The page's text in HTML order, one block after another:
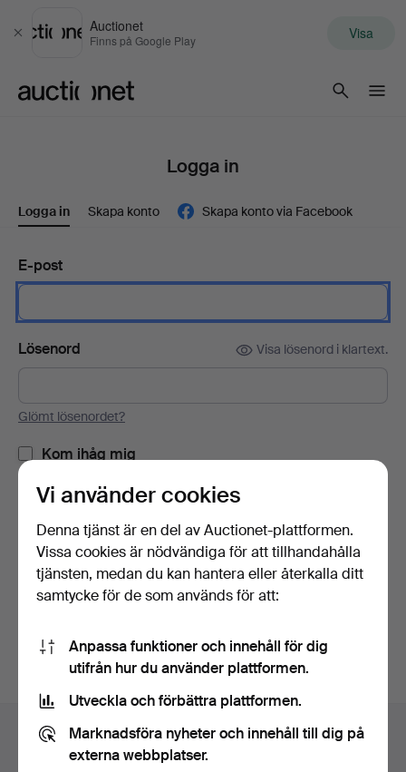
Stäng
Auctionet
Finns på Google Play Visa
Logga in
Logga in Skapa konto Skapa konto via Facebook
E-post
Lösenord Visa lösenord i klartext.
Glömt lösenordet?
Kom ihåg mig
Logga in
eller logga in via Facebook här
Sidfotsnavigation
Hjälp och kontakt
Kontakta support
Vi använder cookies
Denna tjänst är en del av Auctionet-plattformen.
Vissa cookies är nödvändiga för att tillhandahålla
tjänsten, medan du kan hantera eller återkalla ditt
samtycke för de som används för att:
Anpassa funktioner och innehåll för dig
utifrån hur du använder plattformen.
Utveckla och förbättra plattformen.
Marknadsföra nyheter och innehåll till dig på
externa webbplatser.